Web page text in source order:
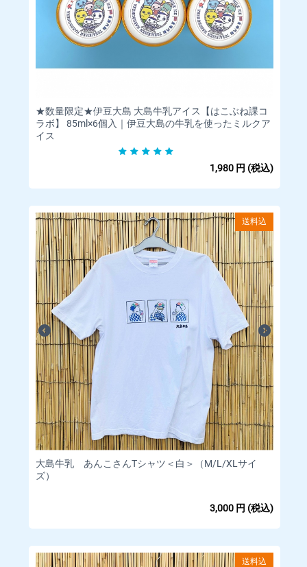
【返金方法】クレジットカードの決済は当店にて決済の取消を
行います。
詳細についてはご利用のカード会社へお問い合わせください。
っておりません。
あらかじめご了承ください。
以内にご連絡ください。送料当社負担で代品と交換させていた
だきます。
商品の性質上、お客様のご都合によるご返品・お取り換えはご
容赦ください。
天災やお届け先の都合により、商品を指定日時にお届けできな
かった場合、恐れ入りますが、返金や再送はいたしかねます。
予め、ご了承ください。
★数量限定★伊豆大島 大島牛乳アイス【はこぶね課コ
ラボ】 85ml×6個入｜伊豆大島の牛乳を使ったミルクア
イス
1,980 円 (税込)
送料込
大島牛乳 あんこさんTシャツ＜白＞（M/L/XLサイ
ズ）
3,000 円 (税込)
送料込